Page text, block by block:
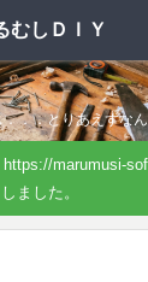
むしＤＩＹ
．．とりあえずな
marumusi-
しました。
むしＤＩＹ